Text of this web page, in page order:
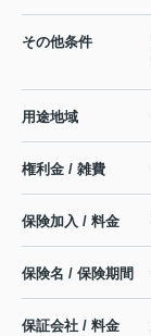
その他条件
用途地域
権利金 / 雑費
保険加入 / 料金
保険名 / 保険期間
保証会社 / 料金